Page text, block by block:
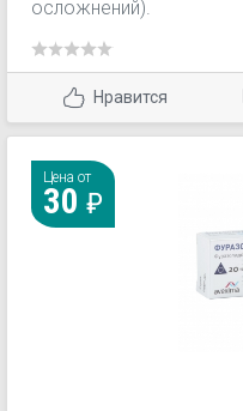
осложнений).
Нравится
Цена от
30